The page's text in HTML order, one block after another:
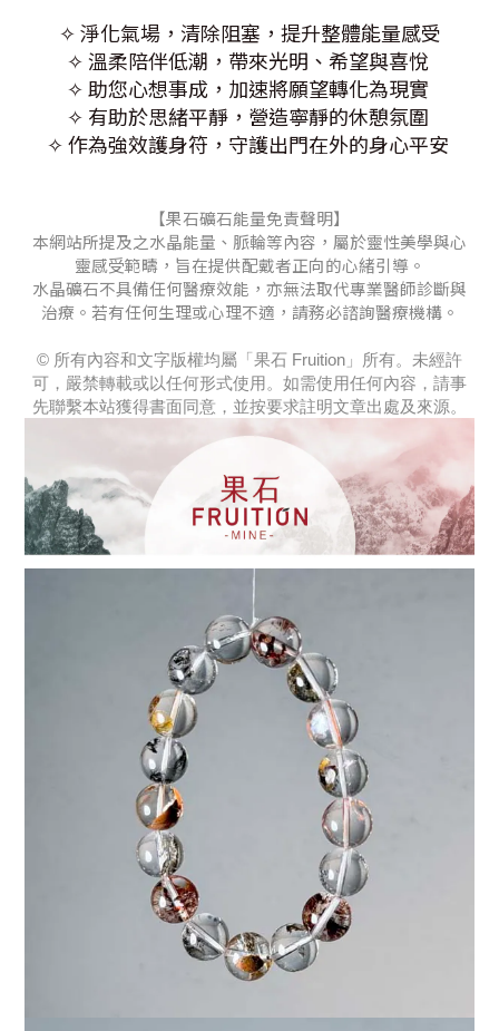
✧ 淨化氣場，清除阻塞，提升整體能量感受
✧ 溫柔陪伴低潮，帶來光明、希望與喜悅
✧ 助您心想事成，加速將願望轉化為現實
✧ 有助於思緒平靜，營造寧靜的休憩氛圍
✧ 作為強效護身符，守護出門在外的身心平安
【果石礦石能量免責聲明】
本網站所提及之水晶能量、脈輪等內容，屬於靈性美學與心
靈感受範疇，旨在提供配戴者正向的心緒引導。
水晶礦石不具備任何醫療效能，亦無法取代專業醫師診斷與
治療。若有任何生理或心理不適，請務必諮詢醫療機構。
© 所有內容和文字版權均屬「果石 Fruition」所有。未經許
可，嚴禁轉載或以任何形式使用。如需使用任何內容，請事
先聯繫本站獲得書面同意，並按要求註明文章出處及來源。